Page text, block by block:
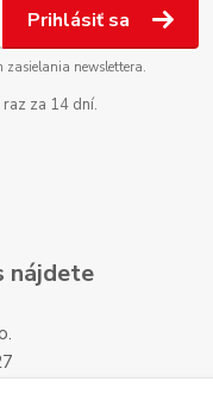
Prihlásiť sa
zasielania newslettera.
za 14 dní.
nájdete